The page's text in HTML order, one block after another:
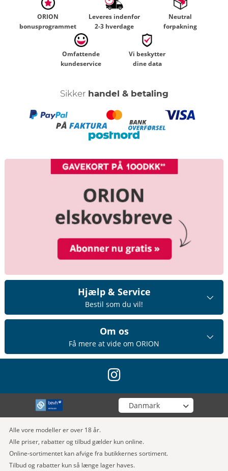
ORION
bonusprogrammet
Leveres indenfor
2-3 hverdage
Neutral
forpakning
Omfattende
kundeservice
Vi beskytter
dine data
Sikker handel & betaling
Hjælp & Service
Bestil som du vil!
Om os
Få mere at vide om ORION
instagram
Vælg din butik
Alle vore modeller er over 18 år.
Alle priser, rabatter og tilbud gælder kun online.
Online-sortimentet kan afvige fra butikkernes sortiment.
Tilbud og rabatter kun så længe lager haves.